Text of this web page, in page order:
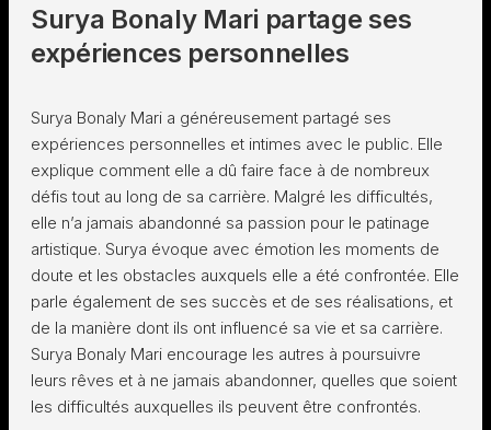
Surya Bonaly Mari partage ses
expériences personnelles
Surya Bonaly Mari a généreusement partagé ses
expériences personnelles et intimes avec le public. Elle
explique comment elle a dû faire face à de nombreux
défis tout au long de sa carrière. Malgré les difficultés,
elle n’a jamais abandonné sa passion pour le patinage
artistique. Surya évoque avec émotion les moments de
doute et les obstacles auxquels elle a été confrontée. Elle
parle également de ses succès et de ses réalisations, et
de la manière dont ils ont influencé sa vie et sa carrière.
Surya Bonaly Mari encourage les autres à poursuivre
leurs rêves et à ne jamais abandonner, quelles que soient
les difficultés auxquelles ils peuvent être confrontés.